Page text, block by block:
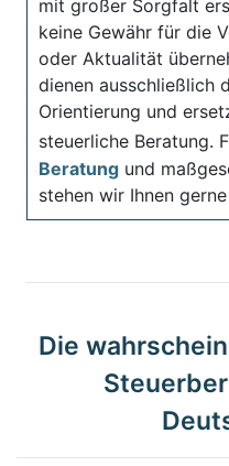
mit großer Sorgfalt
keine Gewähr für die
oder Aktualität
dienen ausschließlich
Orientierung und
steuerliche Beratung.
Beratung und
stehen wir Ihnen
Die